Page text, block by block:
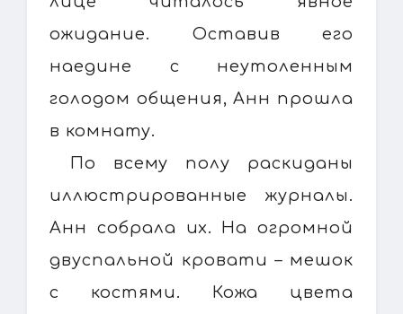
ожидание. Оставив его
наедине с неутоленным
голодом общения, Анн прошла
в комнату.
По всему полу раскиданы
иллюстрированные журналы.
Анн собрала их. На огромной
двуспальной кровати – мешок
с костями. Кожа цвета